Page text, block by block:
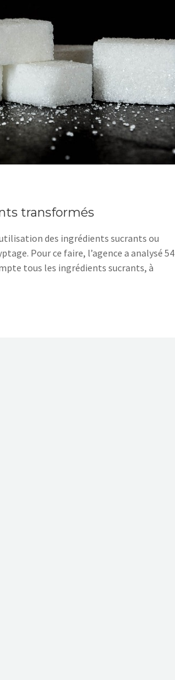
transformés
des ingrédients sucrants ou
Pour ce faire, l’agence a analysé 54
tous les ingrédients sucrants, à